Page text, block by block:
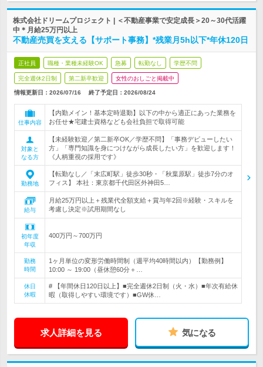
株式会社ドリームプロジェクト | ＜不動産事業で安定成長＞20～30代活躍
中＊月給25万円以上
不動産売買を支える【サポート事務】*残業月5h以下*年休120日
正社員 職種・業種未経験OK 急募 転勤なし 学歴不問
完全週休2日制 第二新卒歓迎 女性のおしごと掲載中
情報更新日：2026/07/16 終了予定日： 2026/08/24
仕事内容
【内勤メイン！基本定時退勤】以下の中から適正にあった業務を
お任せ★宅建士資格なども会社負担で取得可能
対象と
なる方
【未経験歓迎／第二新卒OK／学歴不問】「事務デビューしたい
方」「専門知識を身につけながら成長したい方」を歓迎します！
《人柄重視の採用です》
勤務地
【転勤なし／「末広町駅」徒歩30秒・「秋葉原駅」徒歩7分のオ
フィス】 本社：東京都千代田区外神田5…
給与
月給25万円以上＋残業代全額支給＋賞与年2回※経験・スキルを
考慮し決定※試用期間なし
初年度
年収
400万円～700万円
勤務
時間
1ヶ月単位の変形労働時間制（週平均40時間以内）【勤務例】
10:00 ～ 19:00（昼休憩60分＋…
休日
休暇
# 【年間休日120日以上】■完全週休2日制（火・水）■年次有給休
暇（取得しやすい環境です）■GW休…
求人詳細を見る 気になる